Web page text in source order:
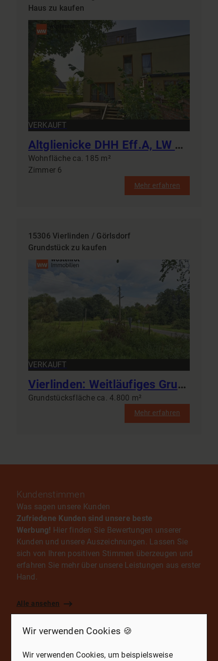
Haus zu kaufen
VERKAUFT
Altglienicke DHH Eff.A, LW WP, vier Bäder, sechs Zimmer, Generationswohnen, Einliegerwohnung, Klima
Wohnfläche ca. 185 m²
Zimmer 6
Mehr erfahren
15306 Vierlinden / Görlsdorf
Grundstück zu kaufen
VERKAUFT
Vierlinden: Weitläufiges Grundstück mit 4.800 m² Fläche zur neuen Bebauung
Grundstücksfläche ca. 4.800 m²
Mehr erfahren
Kundenstimmen
Was sagen unsere Kunden
Zufriedene Kunden sind unsere beste
Werbung! Hier finden Sie Bewertungen unserer
Kunden und unsere Auszeichnungen. Lassen Sie
sich von Ihren positiven Stimmen überzeugen und
erfahren Sie mehr über unsere Leistungen aus erster
Hand.
Alle ansehen
Wir verwenden Cookies 🍪
Wir verwenden Cookies, um beispielsweise